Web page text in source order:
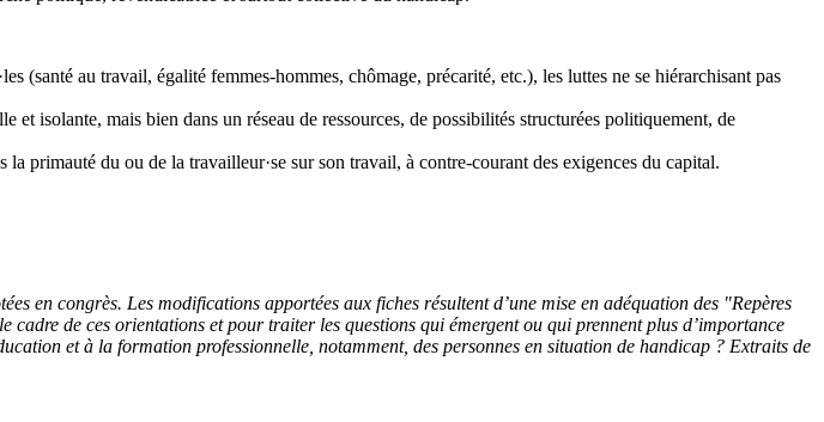
(santé au travail, égalité femmes-hommes, chômage, précarité, etc.), les luttes ne se hiérarchisant pas
isolante, mais bien dans un réseau de ressources, de possibilités structurées politiquement, de
primauté du ou de la travailleur·se sur son travail, à contre-courant des exigences du capital.
en congrès. Les modifications apportées aux fiches résultent d’une mise en adéquation des "Repères
de ces orientations et pour traiter les questions qui émergent ou qui prennent plus d’importance
et à la formation professionnelle, notamment, des personnes en situation de handicap ? Extraits de